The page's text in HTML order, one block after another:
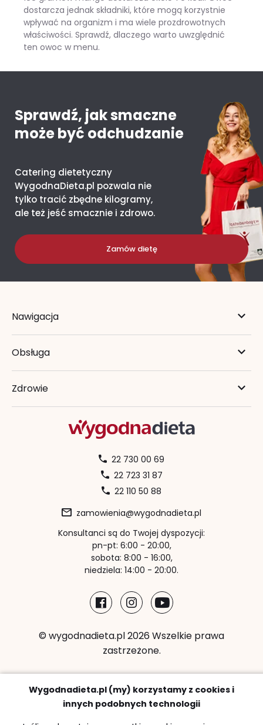
dostarcza jednak składniki, które mogą korzystnie
wpływać na organizm i ma wiele prozdrowotnych
właściwości. Sprawdź, dlaczego warto uwzględnić
ten owoc w menu.
Sprawdź, jak smaczne
może być odchudzanie
Catering dietetyczny
WygodnaDieta.pl pozwala nie
tylko tracić zbędne kilogramy,
ale też jeść smacznie i zdrowo.
Zamów dietę
Nawigacja
Obsługa
Zdrowie
22 730 00 69
22 723 31 87
22 110 50 88
zamowienia@wygodnadieta.pl
Konsultanci są do Twojej dyspozycji:
pn-pt: 6:00 - 20:00,
sobota: 8:00 - 16:00,
niedziela: 14:00 - 20:00.
© wygodnadieta.pl 2026 Wszelkie prawa
zastrzeżone.
Metody płatności:
Wygodnadieta.pl (my) korzystamy z cookies i
innych podobnych technologii